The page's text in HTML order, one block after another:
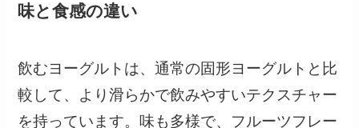
味と食感の違い
飲むヨーグルトは、通常の固形ヨーグルトと比
較して、より滑らかで飲みやすいテクスチャー
を持っています。味も多様で、フルーツフレー